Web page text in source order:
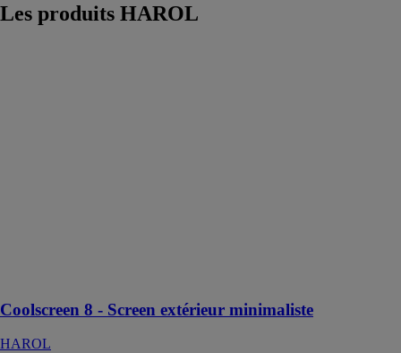
Les produits HAROL
Coolscreen 8 - Screen extérieur minimaliste
HAROL